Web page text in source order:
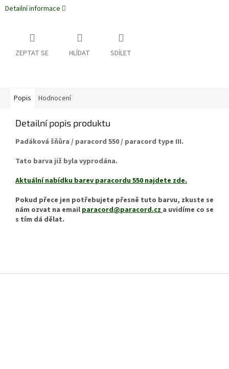
Detailní informace
ZEPTAT SE HLÍDAT SDÍLET
Popis Hodnocení
Detailní popis produktu
Padáková šňůra / paracord 550 / paracord type III.
Tato barva již byla vyprodána.
Aktuální nabídku barev paracordu 550 najdete zde.
Pokud přece jen potřebujete přesně tuto barvu, zkuste se
nám ozvat na email paracord@paracord.cza uvidíme co se
s tím dá dělat.